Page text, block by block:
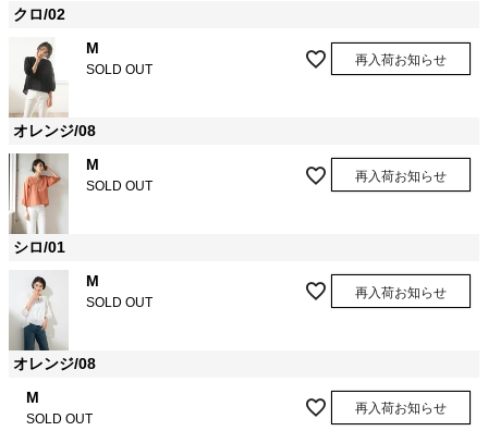
クロ/02
M
SOLD OUT
再入荷お知らせ
オレンジ/08
M
SOLD OUT
再入荷お知らせ
シロ/01
M
SOLD OUT
再入荷お知らせ
オレンジ/08
M
SOLD OUT
再入荷お知らせ